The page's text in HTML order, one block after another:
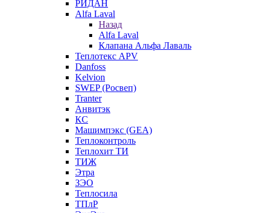
РИДАН
Alfa Laval
Назад
Alfa Laval
Клапана Альфа Лаваль
Теплотекс APV
Danfoss
Kelvion
SWEP (Росвеп)
Tranter
Анвитэк
КС
Машимпэкс (GEA)
Теплоконтроль
Теплохит ТИ
ТИЖ
Этра
ЗЭО
Теплосила
ТПлР